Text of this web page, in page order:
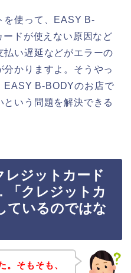
を使って、EASY B-
ドが使えない原因など
払い遅延などがエラーの
かりますよ。そうやっ
EASY B-BODYのお店で
いう問題を解決できる
レジットカード
「クレジットカ
ているのではな
。そもそも、